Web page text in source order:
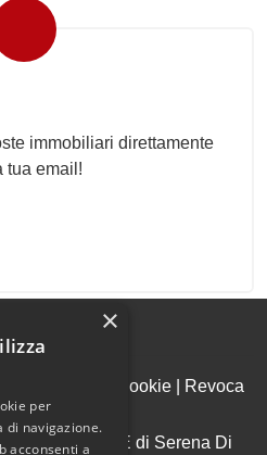
immobiliari direttamente
tua email!
Informativa Cookie|
Revoca
IMMOBILIARE di Serena Di
×
per
di navigazione.
acconsenti a